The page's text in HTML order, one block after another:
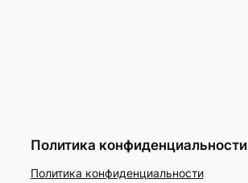
Политика конфиденциальности
Политика конфиденциальности